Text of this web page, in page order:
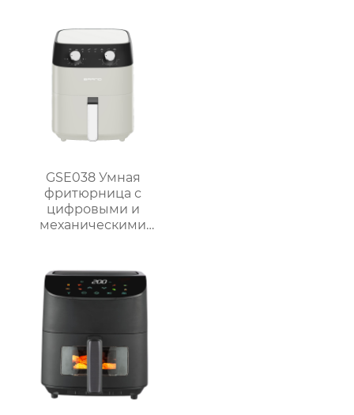
вместимости
GSE038 Умная
фритюрница с
цифровыми и
механическими